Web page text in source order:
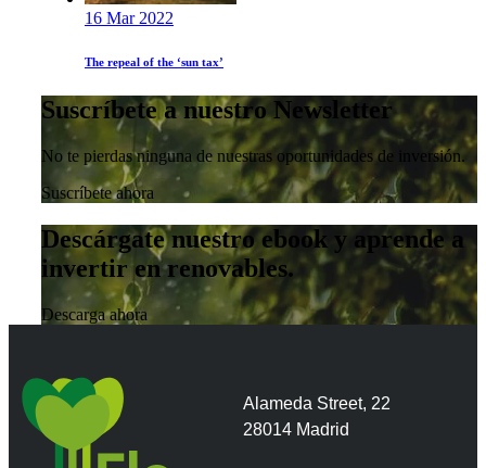
16 Mar 2022
The repeal of the ‘sun tax’
Suscríbete a nuestro Newsletter
No te pierdas ninguna de nuestras oportunidades de inversión.
Suscríbete ahora
Descárgate nuestro ebook y aprende a
invertir en renovables.
Descarga ahora
Alameda Street, 22
28014 Madrid